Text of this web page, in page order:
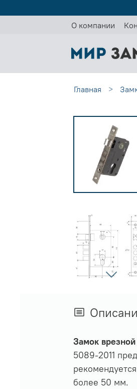
О компании
Главная
Замок
5089-2011
более 50 мм.